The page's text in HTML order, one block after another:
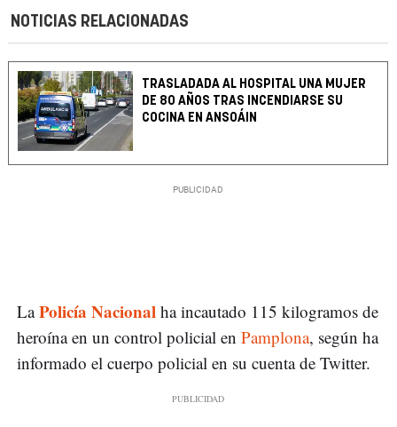
NOTICIAS RELACIONADAS
TRASLADADA AL HOSPITAL UNA MUJER
DE 80 AÑOS TRAS INCENDIARSE SU
COCINA EN ANSOÁIN
LaPolicía Nacional ha incautado 115 kilogramos de
heroína en un control policial en Pamplona, según ha
informado el cuerpo policial en su cuenta de Twitter.